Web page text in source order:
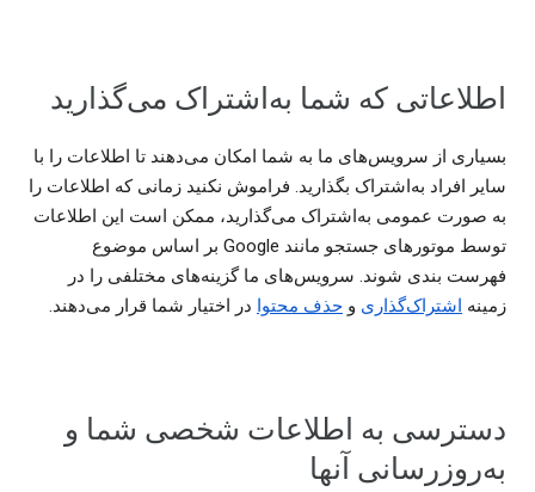
اطلاعاتی که شما به‌اشتراک می‌گذارید
بسیاری از سرویس‌های ما به شما امکان می‌دهند تا اطلاعات را با
سایر افراد به‌اشتراک بگذارید. فراموش نکنید زمانی که اطلاعات را
به صورت عمومی به‌اشتراک می‌گذارید، ممکن است این اطلاعات
توسط موتورهای جستجو مانند Google بر اساس موضوع
فهرست بندی شوند. سرویس‌های ما گزینه‌های مختلفی را در
زمینه اشتراک‌گذاری و حذف محتوا در اختیار شما قرار می‌دهند.
دسترسی به اطلاعات شخصی شما و
به‌روزرسانی آنها